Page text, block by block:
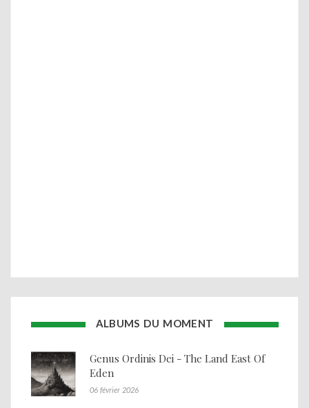
ALBUMS DU MOMENT
Genus Ordinis Dei - The Land East Of
Eden
06 février 2026